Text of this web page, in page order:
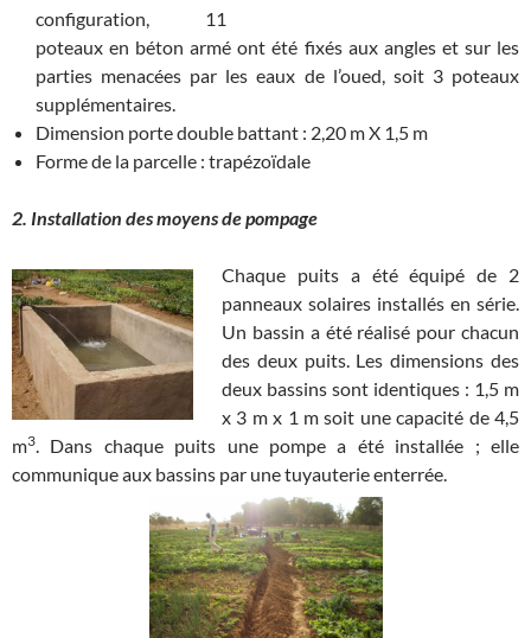
configuration, 11
poteaux en béton armé ont été fixés aux angles et sur les
parties menacées par les eaux de l’oued, soit 3 poteaux
supplémentaires.
Dimension porte double battant : 2,20 m X 1,5 m
Forme de la parcelle : trapézoïdale
2. Installation des moyens de pompage
Chaque puits a été équipé de 2
panneaux solaires installés en série.
Un bassin a été réalisé pour chacun
des deux puits. Les dimensions des
deux bassins sont identiques : 1,5 m
x 3 m x 1 m soit une capacité de 4,5
m3. Dans chaque puits une pompe a été installée ; elle
communique aux bassins par une tuyauterie enterrée.